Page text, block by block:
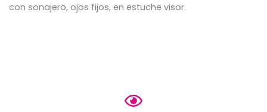
con sonajero, ojos fijos, en estuche visor.